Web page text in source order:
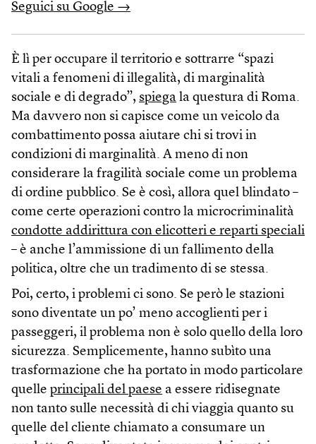
Seguici su Google →
È lì per occupare il territorio e sottrarre “spazi
vitali a fenomeni di illegalità, di marginalità
sociale e di degrado”, spiega la questura di Roma.
Ma davvero non si capisce come un veicolo da
combattimento possa aiutare chi si trovi in
condizioni di marginalità. A meno di non
considerare la fragilità sociale come un problema
di ordine pubblico. Se è così, allora quel blindato –
come certe operazioni contro la microcriminalità
condotte addirittura con elicotteri e reparti speciali
– è anche l’ammissione di un fallimento della
politica, oltre che un tradimento di se stessa.
Poi, certo, i problemi ci sono. Se però le stazioni
sono diventate un po’ meno accoglienti per i
passeggeri, il problema non è solo quello della loro
sicurezza. Semplicemente, hanno subìto una
trasformazione che ha portato in modo particolare
quelle principali del paese a essere ridisegnate
non tanto sulle necessità di chi viaggia quanto su
quelle del cliente chiamato a consumare un